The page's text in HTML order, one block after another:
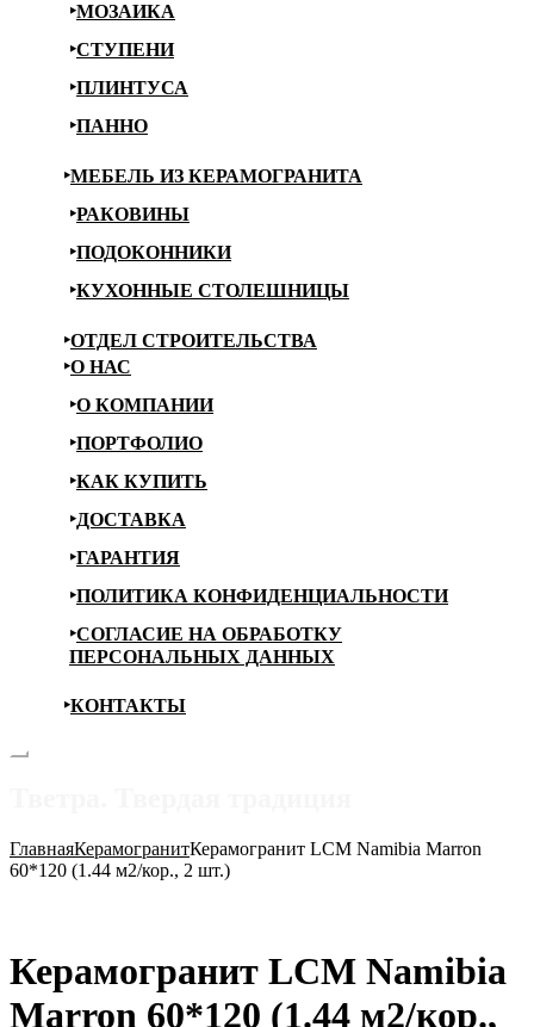
МОЗАИКА
СТУПЕНИ
ПЛИНТУСА
ПАННО
МЕБЕЛЬ ИЗ КЕРАМОГРАНИТА
РАКОВИНЫ
ПОДОКОННИКИ
КУХОННЫЕ СТОЛЕШНИЦЫ
ОТДЕЛ СТРОИТЕЛЬСТВА
О НАС
О КОМПАНИИ
ПОРТФОЛИО
КАК КУПИТЬ
ДОСТАВКА
ГАРАНТИЯ
ПОЛИТИКА КОНФИДЕНЦИАЛЬНОСТИ
СОГЛАСИЕ НА ОБРАБОТКУ
ПЕРСОНАЛЬНЫХ ДАННЫХ
КОНТАКТЫ
ГлавнаяКерамогранитКерамогранит LCM Namibia Marron
60*120 (1.44 м2/кор., 2 шт.)
Керамогранит LCM Namibia
Marron 60*120 (1.44 м2/кор.,